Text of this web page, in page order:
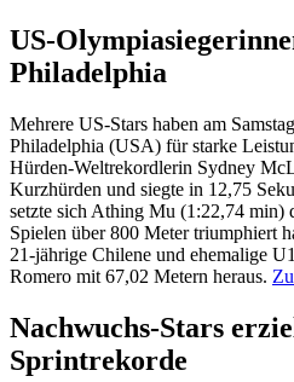
US-
Philadelphia
Mehrere US-Stars haben am
Philadelphia (USA) für starke
Hürden-Weltrekordlerin Sydney
Kurzhürden und siegte in 12,75
setzte sich Athing Mu (1:22,74 min)
Spielen über 800 Meter triumphiert
21-jährige Chilene und ehemalige
Romero mit 67,02 Metern heraus.
Nachwuchs-Stars
Sprintrekorde